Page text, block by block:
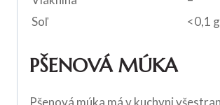
Soľ
<0,1 g
PŠENOVÁ MÚKA
Pšenová múka má v kuchyni